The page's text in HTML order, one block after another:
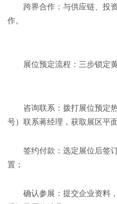
跨界合作‌：与供应链、投
作。
展位预定流程：三步锁定
咨询联系‌：拨打展位预定
号）联系蒋经理，获取展区平
签约付款‌：选定展位后签
置；
确认参展‌：提交企业资料